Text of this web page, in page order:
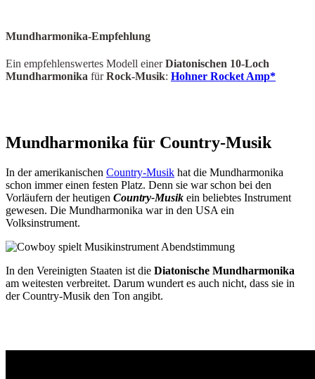
Mundharmonika-Empfehlung
Ein empfehlenswertes Modell einerDiatonischen 10-Loch
Mundharmonika fürRock-Musik: Hohner Rocket Amp*
Mundharmonika für Country-Musik
In der amerikanischen Country-Musik hat die Mundharmonika
schon immer einen festen Platz. Denn sie war schon bei den
Vorläufern der heutigen Country-Musik ein beliebtes Instrument
gewesen. Die Mundharmonika war in den USA ein
Volksinstrument.
In den Vereinigten Staaten ist die Diatonische Mundharmonika
am weitesten verbreitet. Darum wundert es auch nicht, dass sie in
der Country-Musik den Ton angibt.